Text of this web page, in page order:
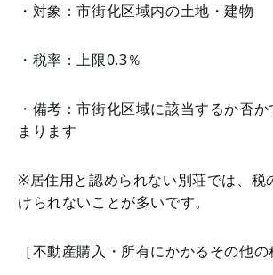
・対象：市街化区域内の土地・建物
・税率：上限0.3％
・備考：市街化区域に該当するか否
まります
※居住用と認められない別荘では、税
けられないことが多いです。
［不動産購入・所有にかかるその他の